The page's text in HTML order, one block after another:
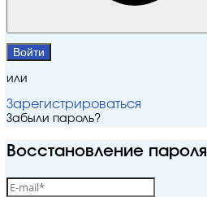
Войти
или
Зарегистрироваться
Забыли пароль?
Восстановление пароля